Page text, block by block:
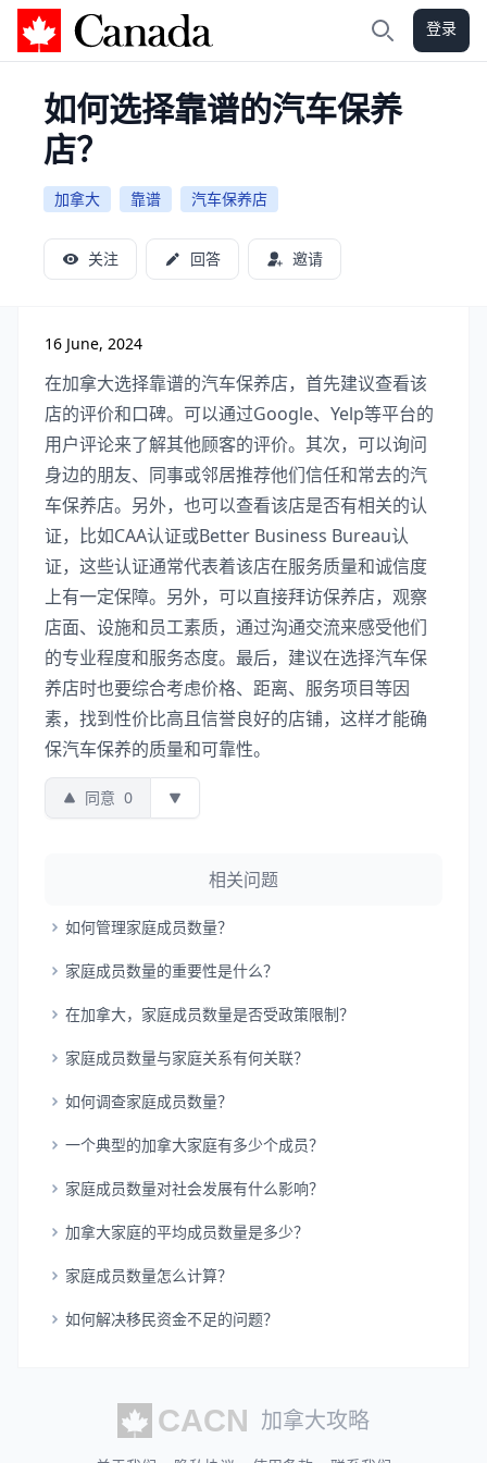
加拿大攻略 登录
如何选择靠谱的汽车保养
店？
加拿大 靠谱 汽车保养店
关注 回答 邀请
16 June, 2024
在加拿大选择靠谱的汽车保养店，首先建议查看该
店的评价和口碑。可以通过Google、Yelp等平台的
用户评论来了解其他顾客的评价。其次，可以询问
身边的朋友、同事或邻居推荐他们信任和常去的汽
车保养店。另外，也可以查看该店是否有相关的认
证，比如CAA认证或Better Business Bureau认
证，这些认证通常代表着该店在服务质量和诚信度
上有一定保障。另外，可以直接拜访保养店，观察
店面、设施和员工素质，通过沟通交流来感受他们
的专业程度和服务态度。最后，建议在选择汽车保
养店时也要综合考虑价格、距离、服务项目等因
素，找到性价比高且信誉良好的店铺，这样才能确
保汽车保养的质量和可靠性。
同意 0
相关问题
如何管理家庭成员数量？
家庭成员数量的重要性是什么？
在加拿大，家庭成员数量是否受政策限制？
家庭成员数量与家庭关系有何关联？
如何调查家庭成员数量？
一个典型的加拿大家庭有多少个成员？
家庭成员数量对社会发展有什么影响？
加拿大家庭的平均成员数量是多少？
家庭成员数量怎么计算？
如何解决移民资金不足的问题？
加拿大攻略